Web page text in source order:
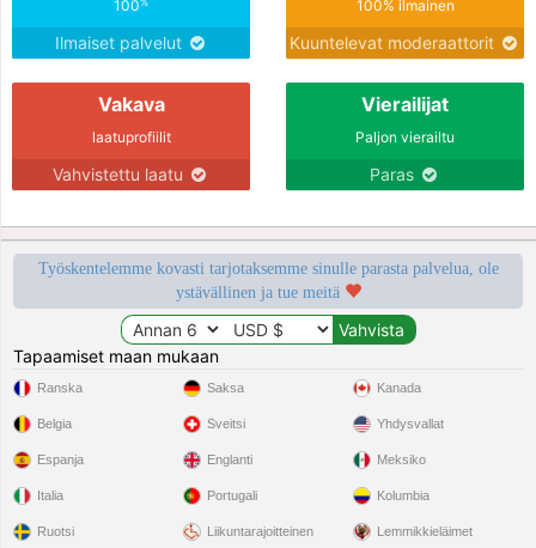
100
Ilmaiset palvelut
100% ilmainen
Kuuntelevat moderaattorit
Vakava
laatuprofiilit
Vahvistettu laatu
Vierailijat
Paljon vierailtu
Paras
Työskentelemme kovasti tarjotaksemme sinulle parasta palvelua, ole
ystävällinen ja tue meitä
Tapaamiset maan mukaan
Ranska
Belgia
Espanja
Italia
Ruotsi
Saksa
Sveitsi
Englanti
Portugali
Liikuntarajoitteinen
Kanada
Yhdysvallat
Meksiko
Kolumbia
Lemmikkieläimet